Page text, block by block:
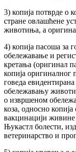
3) копија потврде о
стране овлашћене
животиња, а
4) копија пасоша за
обележавање и
кретања (оригинал
копија оригиналног
говеда
обележавању
о извршеном
коза, односно
вакцинацији
Њукастл болести,
ветеринарство и